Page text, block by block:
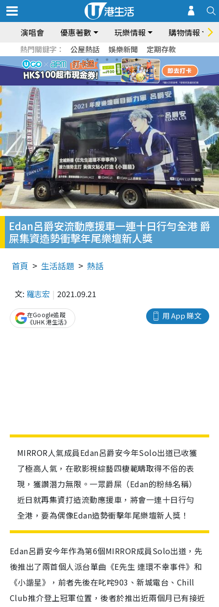
演唱會 優惠著數 玩樂情報 購物情報
熱門關鍵字： 公屋熱話 娛樂新聞 定期存款
Edan呂爵安流動應援車一連十日行勻全港 爵
屎集資造勢衝擊年尾樂壇新人獎
首頁 生活話題 熱話
文: 羅志宏 2021.09.21
用 App 睇文
在Google追蹤
《UHK 港生活》
MIRROR人氣成員Edan呂爵安今年Solo出道已收獲
了極高人氣，在歌影視綜藝四棲範疇取得不俗的表
現，獲讚潛力無限。一眾爵屎（Edan的粉絲名稱）
近日就再集資打造流動應援車，將會一連十日行勻
全港，要為偶像Edan造勢衝擊年尾樂壇新人獎！
Edan呂爵安今年作為第6個MIRROR成員Solo出道，先
後推出了兩首個人派台單曲《E先生 連環不幸事件》和
《小諧星》，前者先後在叱咤903、新城電台、Chill
Club推介登上冠軍位置，後者於推出近兩個月已有接近